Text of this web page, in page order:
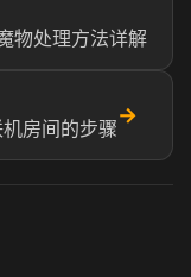
物处理方法详解
房间的步骤
→